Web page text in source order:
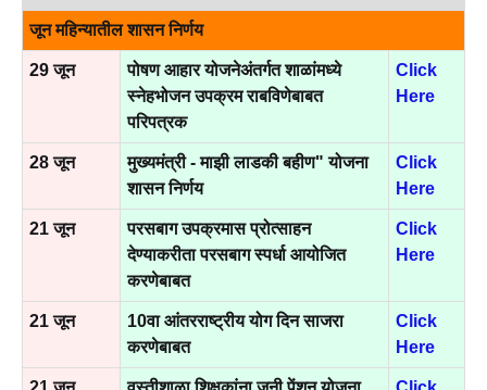
जून महिन्यातील शासन निर्णय
29 जून
पोषण आहार योजनेअंतर्गत शाळांमध्ये
स्नेहभोजन उपक्रम राबविणेबाबत
परिपत्रक
Click
Here
28 जून
मुख्यमंत्री - माझी लाडकी बहीण" योजना
शासन निर्णय
Click
Here
21 जून
परसबाग उपक्रमास प्रोत्साहन
देण्याकरीता परसबाग स्पर्धा आयोजित
करणेबाबत
Click
Here
21 जून
10वा आंतरराष्ट्रीय योग दिन साजरा
करणेबाबत
Click
Here